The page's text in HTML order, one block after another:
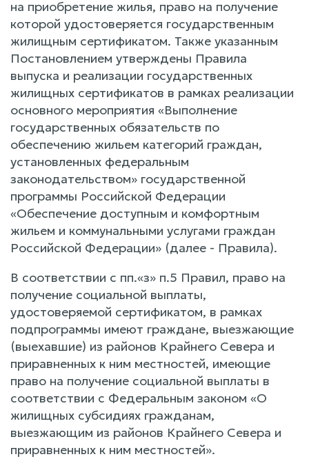
на приобретение жилья, право на получение
которой удостоверяется государственным
жилищным сертификатом. Также указанным
Постановлением утверждены Правила
выпуска и реализации государственных
жилищных сертификатов в рамках реализации
основного мероприятия «Выполнение
государственных обязательств по
обеспечению жильем категорий граждан,
установленных федеральным
законодательством» государственной
программы Российской Федерации
«Обеспечение доступным и комфортным
жильем и коммунальными услугами граждан
Российской Федерации» (далее - Правила).
В соответствии с пп.«з» п.5 Правил, право на
получение социальной выплаты,
удостоверяемой сертификатом, в рамках
подпрограммы имеют граждане, выезжающие
(выехавшие) из районов Крайнего Севера и
приравненных к ним местностей, имеющие
право на получение социальной выплаты в
соответствии с Федеральным законом «О
жилищных субсидиях гражданам,
выезжающим из районов Крайнего Севера и
приравненных к ним местностей».